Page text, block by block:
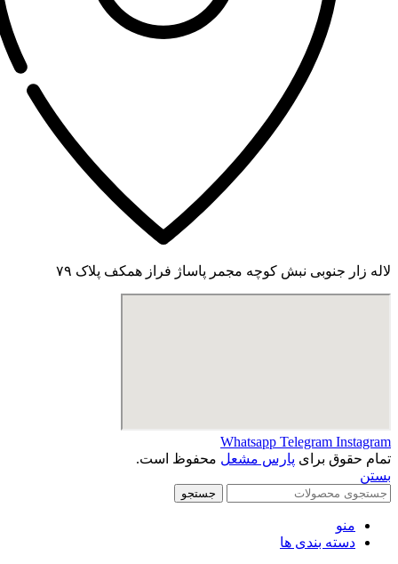
لاله زار جنوبی نبش کوچه مجمر پاساژ فراز همکف پلاک ۷۹
Whatsapp Telegram Instagram
تمام حقوق برای پارس مشعل محفوظ است.
بستن
جستجو
منو
دسته بندی ها